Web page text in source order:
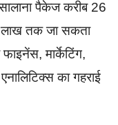
पैकेज करीब 26
तक जा सकता
मार्केटिंग,
का गहराई